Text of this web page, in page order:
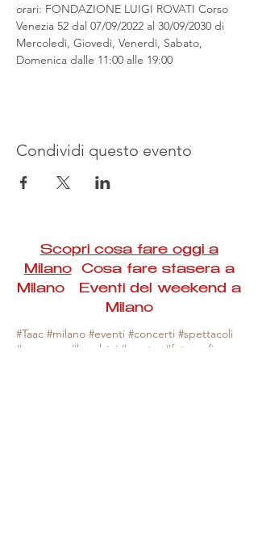
orari: FONDAZIONE LUIGI ROVATI Corso
Venezia 52 dal 07/09/2022 al 30/09/2030 di
Mercoledì, Giovedì, Venerdì, Sabato,
Domenica dalle 11:00 alle 19:00
Condividi questo evento
Scopri cosa fare oggi a
MilanoCosa fare stasera a
Milano Eventi del weekend a
Milano
#Taac #milano #eventi #concerti #spettacoli
#rassegne #bambini #mostre #fotografia